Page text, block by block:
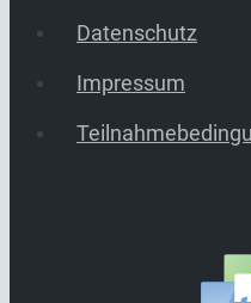
Datenschutz
Impressum